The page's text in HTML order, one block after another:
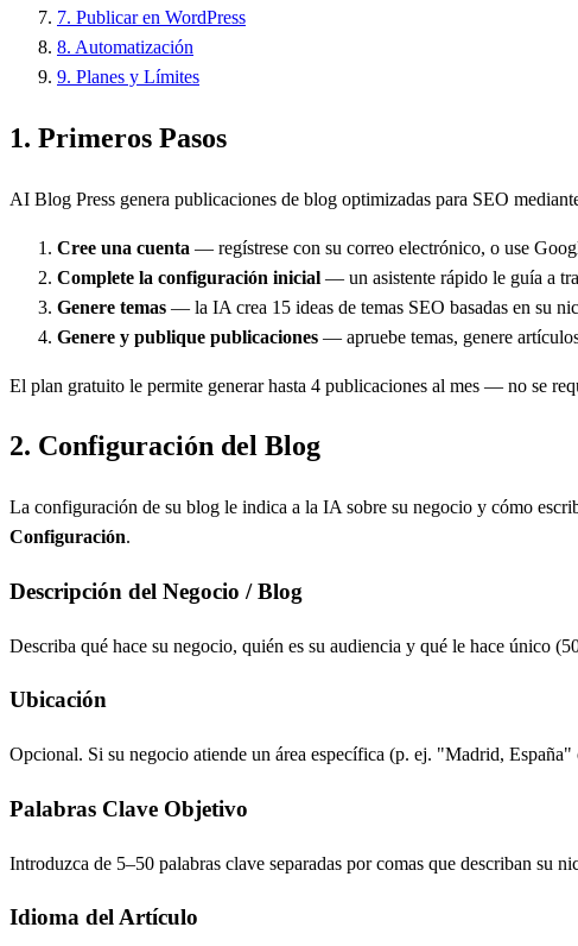
7. Publicar en WordPress
8. Automatización
9. Planes y Límites
1. Primeros Pasos
AI Blog Press genera publicaciones de blog optimizadas para SEO
Cree una cuenta — regístrese con su correo electrónico, o use
Complete la configuración inicial — un asistente rápido le guía a
Genere temas — la IA crea 15 ideas de temas SEO basadas en su
Genere y publique publicaciones — apruebe temas, genere
El plan gratuito le permite generar hasta 4 publicaciones al mes — no se
2. Configuración del Blog
La configuración de su blog le indica a la IA sobre su negocio y cómo
Configuración.
Descripción del Negocio / Blog
Describa qué hace su negocio, quién es su audiencia y qué le hace único
Ubicación
Opcional. Si su negocio atiende un área específica (p. ej. "Madrid,
Palabras Clave Objetivo
Introduzca de 5–50 palabras clave separadas por comas que describan su
Idioma del Artículo